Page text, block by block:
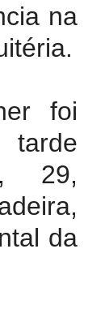
na
foi
29,
da